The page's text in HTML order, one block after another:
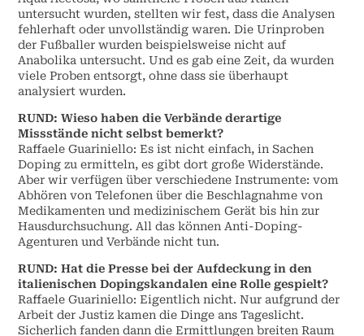
untersucht wurden, stellten wir fest, dass die Analysen
fehlerhaft oder unvollständig waren. Die Urinproben
der Fußballer wurden beispielsweise nicht auf
Anabolika untersucht. Und es gab eine Zeit, da wurden
viele Proben entsorgt, ohne dass sie überhaupt
analysiert wurden.
RUND: Wieso haben die Verbände derartige
Missstände nicht selbst bemerkt?
Raffaele Guariniello: Es ist nicht einfach, in Sachen
Doping zu ermitteln, es gibt dort große Widerstände.
Aber wir verfügen über verschiedene Instrumente: vom
Abhören von Telefonen über die Beschlagnahme von
Medikamenten und medizinischem Gerät bis hin zur
Hausdurchsuchung. All das können Anti-Doping-
Agenturen und Verbände nicht tun.
RUND: Hat die Presse bei der Aufdeckung in den
italienischen Dopingskandalen eine Rolle gespielt?
Raffaele Guariniello: Eigentlich nicht. Nur aufgrund der
Arbeit der Justiz kamen die Dinge ans Tageslicht.
Sicherlich fanden dann die Ermittlungen breiten Raum